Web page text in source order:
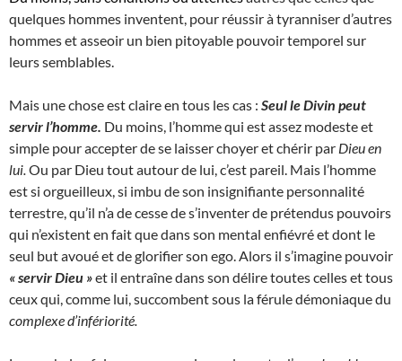
quelques hommes inventent, pour réussir à tyranniser d’autres
hommes et asseoir un bien pitoyable pouvoir temporel sur
leurs semblables.
Mais une chose est claire en tous les cas : Seul le Divin peut
servir l’homme. Du moins, l’homme qui est assez modeste et
simple pour accepter de se laisser choyer et chérir par Dieu en
lui. Ou par Dieu tout autour de lui, c’est pareil. Mais l’homme
est si orgueilleux, si imbu de son insignifiante personnalité
terrestre, qu’il n’a de cesse de s’inventer de prétendus pouvoirs
qui n’existent en fait que dans son mental enfiévré et dont le
seul but avoué et de glorifier son ego. Alors il s’imagine pouvoir
« servir Dieu »et il entraîne dans son délire toutes celles et tous
ceux qui, comme lui, succombent sous la férule démoniaque du
complexe d’infériorité.